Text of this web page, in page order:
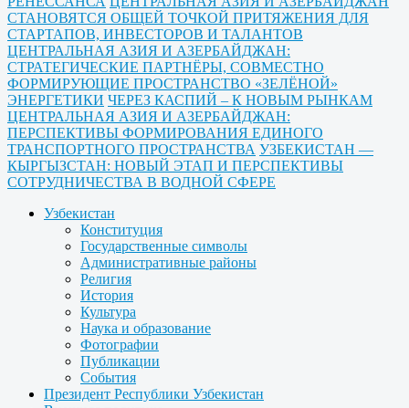
СТАНОВЯТСЯ ОБЩЕЙ ТОЧКОЙ ПРИТЯЖЕНИЯ ДЛЯ
СТАРТАПОВ, ИНВЕСТОРОВ И ТАЛАНТОВ
ЦЕНТРАЛЬНАЯ АЗИЯ И АЗЕРБАЙДЖАН:
СТРАТЕГИЧЕСКИЕ ПАРТНЁРЫ, СОВМЕСТНО
ФОРМИРУЮЩИЕ ПРОСТРАНСТВО «ЗЕЛЁНОЙ»
ЭНЕРГЕТИКИ ЧЕРЕЗ КАСПИЙ – К НОВЫМ РЫНКАМ
ЦЕНТРАЛЬНАЯ АЗИЯ И АЗЕРБАЙДЖАН:
ПЕРСПЕКТИВЫ ФОРМИРОВАНИЯ ЕДИНОГО
ТРАНСПОРТНОГО ПРОСТРАНСТВА УЗБЕКИСТАН —
КЫРГЫЗСТАН: НОВЫЙ ЭТАП И ПЕРСПЕКТИВЫ
СОТРУДНИЧЕСТВА В ВОДНОЙ СФЕРЕ
Узбекистан
Конституция
Государственные символы
Административные районы
Религия
История
Культура
Наука и образование
Фотографии
Публикации
События
Президент Республики Узбекистан